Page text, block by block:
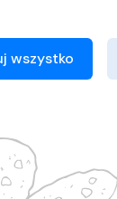
umowne
wszystko